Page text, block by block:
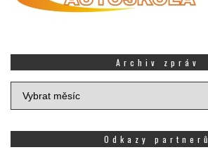
Archiv zpráv
Archiv
zpráv
Odkazy partnerů